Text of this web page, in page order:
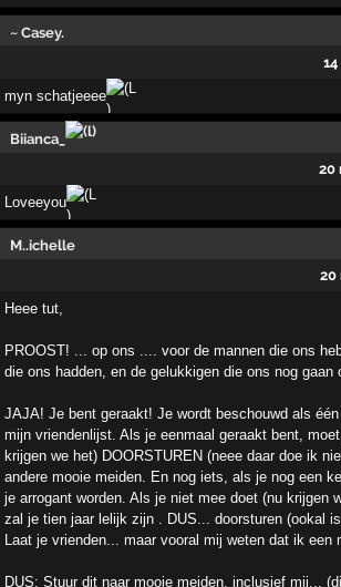
~ Casey.
myn schatjeeee
Biianca_
20
Loveeyou
M..ichelle
20
Heee tut,
PROOST! ... op ons .... voor de mannen die ons
die ons hadden, en de gelukkigen die ons nog gaan
JAJA! Je bent geraakt! Je wordt beschouwd als
mijn vriendenlijst. Als je eenmaal geraakt bent,
krijgen we het) DOORSTUREN (neee daar doe ik
andere mooie meiden. En nog iets, als je nog een
je arrogant worden. Als je niet mee doet (nu krijgen
zal je tien jaar lelijk zijn . DUS... doorsturen (ookal
Laat je vrienden... maar vooral mij weten dat ik een
DUS: Stuur dit naar mooie meiden, inclusief mij...